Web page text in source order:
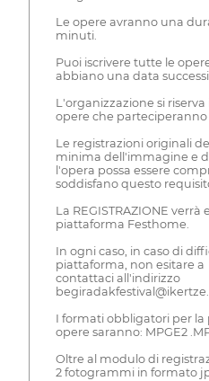
Le opere avranno una
minuti.
Puoi iscrivere tutte le
abbiano una data
L'organizzazione si
opere che parteciperanno
Le registrazioni originali
minima dell'immagine e
l'opera possa essere
soddisfano questo
La REGISTRAZIONE
piattaforma Festhome.
In ogni caso, in caso di
piattaforma, non esitare a
contattaci all'indirizzo
I formati obbligatori per la
opere saranno: MPGE2
Oltre al modulo di
2 fotogrammi in formato